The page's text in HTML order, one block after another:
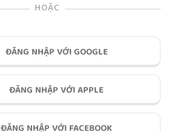
HOẶC
ĐĂNG NHẬP VỚI GOOGLE
ĐĂNG NHẬP VỚI APPLE